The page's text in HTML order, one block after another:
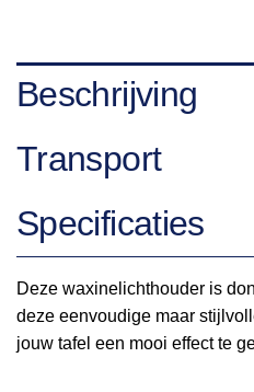
Beschrijving
Transport
Specificaties
Deze waxinelichthouder is
deze eenvoudige maar
jouw tafel een mooi effect te